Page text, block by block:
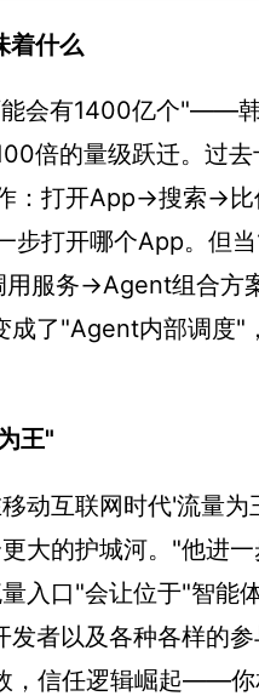
什么
会有1400亿个"——
倍的量级跃迁。过
：打开App→搜索→
步打开哪个App。但
服务→Agent组合
了"Agent内部调度"
王"
动互联网时代'流量
大的护城河。"他进
入口"会让位于"智能
者以及各种各样的
，信任逻辑崛起——